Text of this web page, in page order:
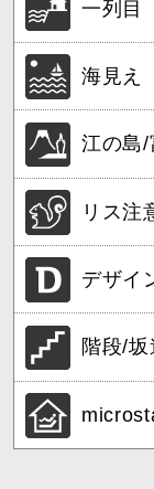
一列目
海見え
江の島/
リス注
デザイ
階段/坂